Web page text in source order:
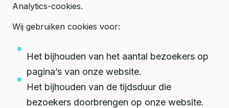
Analytics-cookies.
Wij gebruiken cookies voor:
Het bijhouden van het aantal bezoekers op
pagina’s van onze website.
Het bijhouden van de tijdsduur die
bezoekers doorbrengen op onze website.